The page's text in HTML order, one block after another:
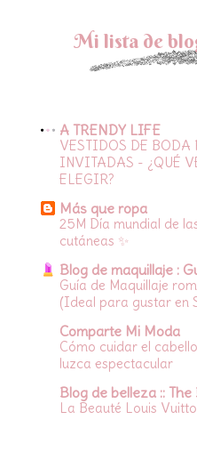
Mi lista de
A TRENDY LIFE
VESTIDOS DE BODA
INVITADAS - ¿QUÉ
ELEGIR?
Más que ropa
25M Día mundial de
cutáneas ✨
Blog de maquillaje :
Guía de Maquillaje
(Ideal para gustar en
Comparte Mi Moda
Cómo cuidar el
luzca espectacular
Blog de belleza ::
La Beauté Louis